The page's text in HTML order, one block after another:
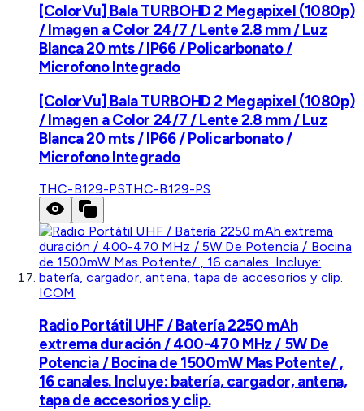
[ColorVu] Bala TURBOHD 2 Megapixel (1080p)
/ Imagen a Color 24/7 / Lente 2.8 mm / Luz
Blanca 20 mts / IP66 / Policarbonato /
Microfono Integrado
[ColorVu] Bala TURBOHD 2 Megapixel (1080p)
/ Imagen a Color 24/7 / Lente 2.8 mm / Luz
Blanca 20 mts / IP66 / Policarbonato /
Microfono Integrado
THC-B129-PSTHC-B129-PS
ICOM
Radio Portátil UHF / Batería 2250 mAh
extrema duración / 400-470 MHz / 5W De
Potencia / Bocina de 1500mW Mas Potente/ ,
16 canales. Incluye: batería, cargador, antena,
tapa de accesorios y clip.